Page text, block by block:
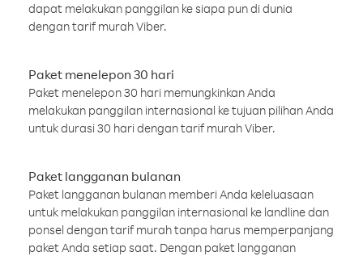
dapat melakukan panggilan ke siapa pun di dunia
dengan tarif murah Viber.
Paket menelepon 30 hari
Paket menelepon 30 hari memungkinkan Anda
melakukan panggilan internasional ke tujuan pilihan Anda
untuk durasi 30 hari dengan tarif murah Viber.
Paket langganan bulanan
Paket langganan bulanan memberi Anda keleluasaan
untuk melakukan panggilan internasional ke landline dan
ponsel dengan tarif murah tanpa harus memperpanjang
paket Anda setiap saat. Dengan paket langganan